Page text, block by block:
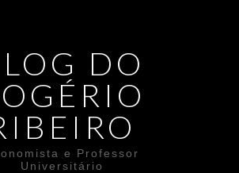
DO
e Professor
Universitário